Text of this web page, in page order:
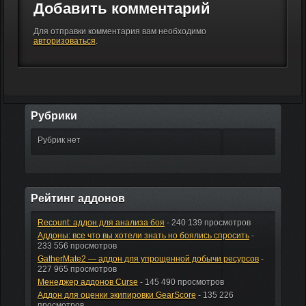
Добавить комментарий
Для отправки комментария вам необходимо
авторизоваться.
Рубрики
Рубрик нет
Рейтинг аддонов
Recount: аддон для анализа боя - 240 139 просмотров
Аддоны: все что вы хотели знать но боялись спросить-
233 556 просмотров
GatherMate2 — аддон для упрощенной добычи ресурсов-
227 965 просмотров
Менеджер аддонов Curse - 145 490 просмотров
Аддон для оценки экипировки GearScore - 135 226